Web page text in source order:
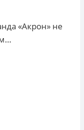
«Акрон» не